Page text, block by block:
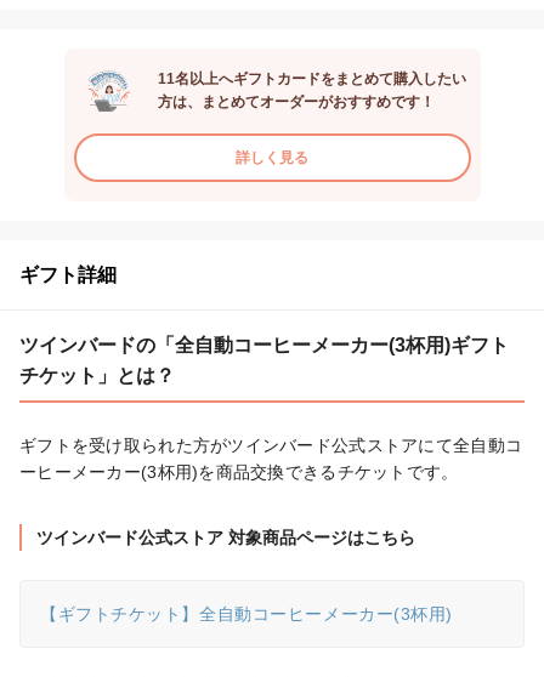
11名以上へギフトカードをまとめて購入したい
方は、まとめてオーダーがおすすめです！
詳しく見る
ギフト詳細
ツインバードの「全自動コーヒーメーカー(3杯用)ギフト
チケット」とは？
ギフトを受け取られた方がツインバード公式ストアにて全自動コ
ーヒーメーカー(3杯用)を商品交換できるチケットです。
ツインバード公式ストア 対象商品ページはこちら
【ギフトチケット】全自動コーヒーメーカー(3杯用)